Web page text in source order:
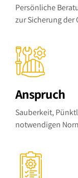
Persönliche
zur Sicherung der
Anspruch
Sauberkeit,
notwendigen